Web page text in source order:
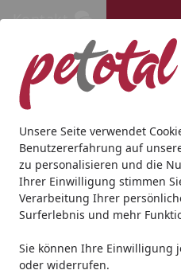
Unsere Seite verwendet
Benutzererfahrung auf
zu personalisieren und die
Ihrer Einwilligung stimmen
Verarbeitung Ihrer
Surferlebnis und mehr
Sie können Ihre Einwilligung
oder widerrufen.
Kontakt
Hund Katze Aquaristik
Startseite
Hund